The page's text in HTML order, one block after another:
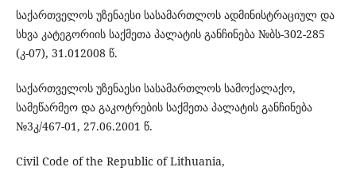
საქართველოს უზენაესი სასამართლოს ადმინისტრაციულ და
სხვა კატეგორიის საქმეთა პალატის განჩინება №ბს-302-285
(კ-07), 31.012008 წ.
საქართველოს უზენაესი სასამართლოს სამოქალაქო,
სამეწარმეო და გაკოტრების საქმეთა პალატის განჩინება
№3კ/467-01, 27.06.2001 წ.
Civil Code of the Republic of Lithuania,